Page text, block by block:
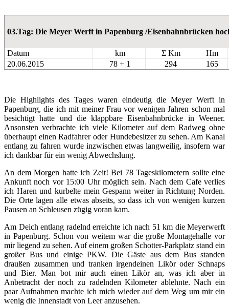
03.Tag: Die Meyer Werft in Papenburg /Eisenbahnbrücken
Datum km Σ Km
Hm
20.06.2015
78 + 1 294 165
Die Highlights des Tages waren eindeutig die Meyer Werft in
Papenburg, die ich mit meiner Frau vor wenigen Jahren schon mal
besichtigt hatte und die klappbare Eisenbahnbrücke in Weener.
Ansonsten verbrachte ich viele Kilometer auf dem Radweg ohne
überhaupt einen Radfahrer oder Hundebesitzer zu sehen. Am Kanal
entlang zu fahren wurde inzwischen etwas langweilig, insofern war
ich dankbar für ein wenig Abwechslung.
An dem Morgen hatte ich Zeit! Bei 78 Tageskilometern sollte eine
Ankunft noch vor 15:00 Uhr möglich sein. Nach dem Cafe verlies
ich Haren und kurbelte mein Gespann weiter in Richtung Norden.
Die Orte lagen alle etwas abseits, so dass ich von wenigen kurzen
Pausen an Schleusen zügig voran kam.
Am Deich entlang radelnd erreichte ich nach 51 km die Meyerwerft
in Papenburg. Schon von weitem war die große Montagehalle vor
mir liegend zu sehen. Auf einem großen Schotter-Parkplatz stand ein
großer Bus und einige PKW. Die Gäste aus dem Bus standen
draußen zusammen und tranken irgendeinen Likör oder Schnaps
und Bier. Man bot mir auch einen Likör an, was ich aber in
Anbetracht der noch zu radelnden Kilometer ablehnte. Nach ein
paar Aufnahmen machte ich mich wieder auf dem Weg um mir ein
wenig die Innenstadt von Leer anzusehen.